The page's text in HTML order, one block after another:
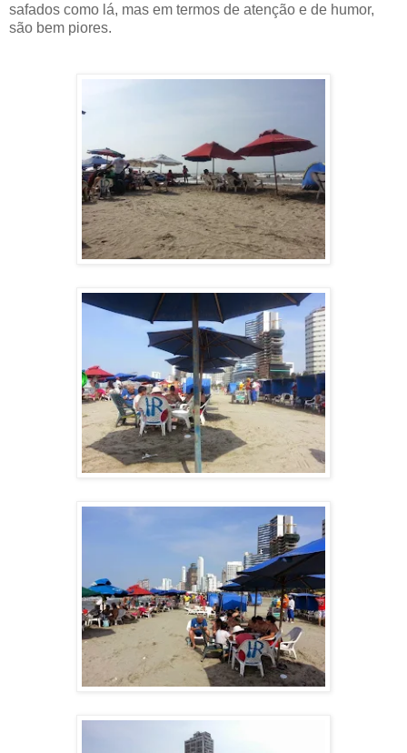
safados como lá, mas em termos de atenção e de humor,
são bem piores.